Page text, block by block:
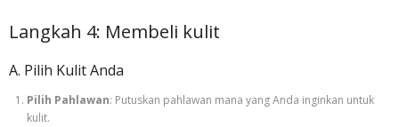
Langkah 4: Membeli kulit
A. Pilih Kulit Anda
Pilih Pahlawan: Putuskan pahlawan mana yang Anda inginkan untuk
kulit.